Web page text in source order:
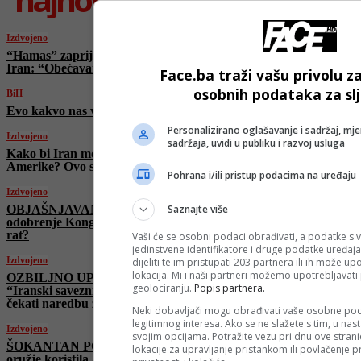
Izdvojeno
“Hamas” zaprijetio Americi nakon napada na
Iran: “Obećavamo…”
BiH
Evo kakvo nas vrijeme očekuje danas
Izdvojeno
Kako bi Iran mogao odgovoriti na napad
Amerike? Ovo su potencijalni scenariji
Izdvojeno
OBJAŠNJAVAMO: Treba li Trumpu
odobrenje Kongresa da “uvuče” Ameriku u
rat?
Izdvojeno
OZBILJNO UPOZORENJE analitičara:
“Iranski saveznici i posrednici možda neće
čekati naredbu za napad iz Teherana”
Izdvojeno
ŠOKANTAN POTEZ Trumpa: Evo koje je
Face.ba traži vašu privolu
osobnih podataka za
Personalizirano oglašavanje i sadržaj,
sadržaja, uvidi u publiku i razvoj usluga
Pohrana i/ili pristup podacima na uređaju
Saznajte više
Vaši će se osobni podaci obrađivati, a podatke s
jedinstvene identifikatore i druge podatke
dijeliti te im pristupati 203 partnera ili ih može
lokacija. Mi i naši partneri možemo
geolociranju. Popis partnera.
Neki dobavljači mogu obrađivati vaše osobne
legitimnog interesa. Ako se ne slažete s tim, u
svojim opcijama. Potražite vezu pri dnu ove
lokacije za upravljanje pristankom ili povlačenje